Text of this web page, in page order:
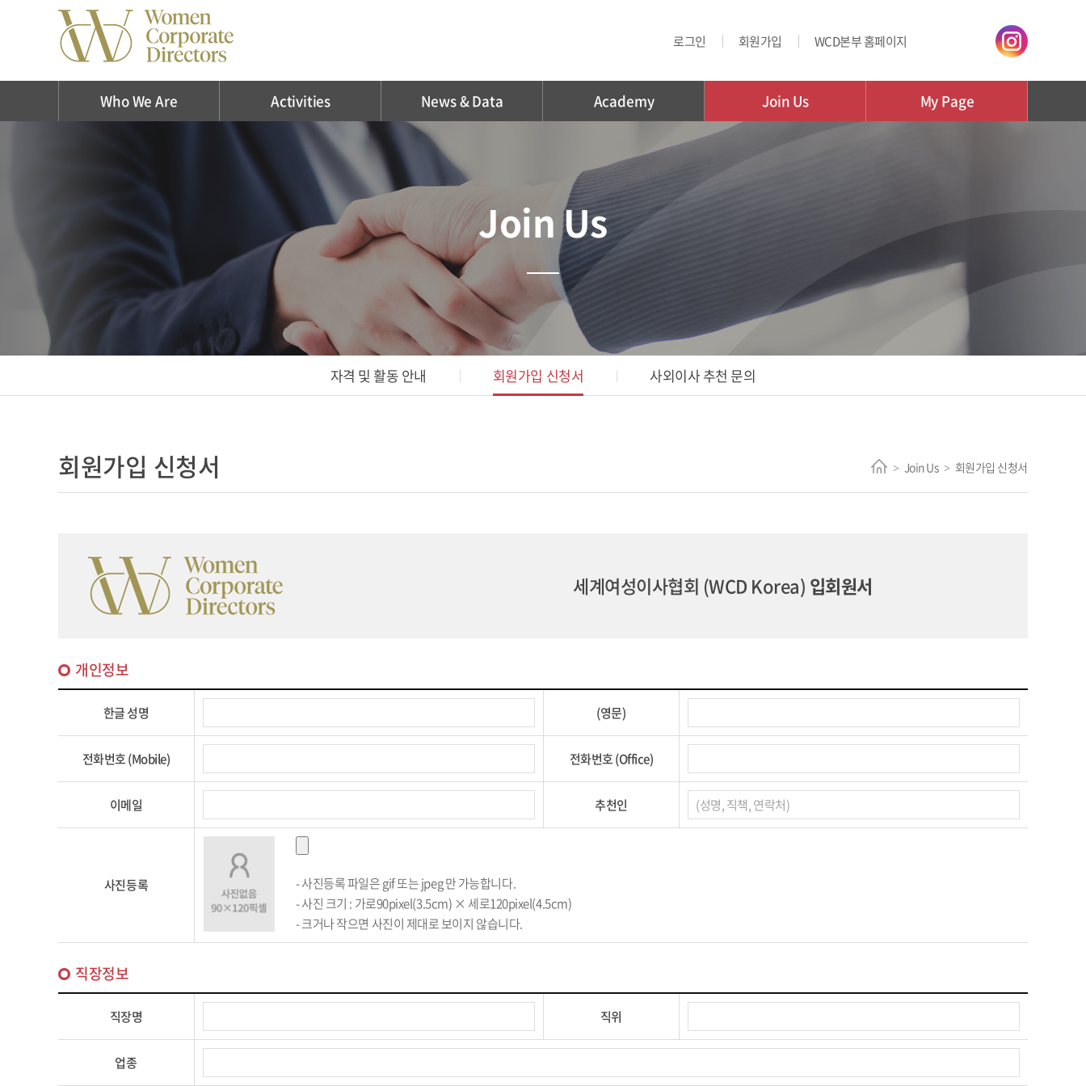
로그인 회원가입 WCD본부 홈페이지
Who We Are Activities News & Data Academy Join Us My Page
Join Us
자격 및 활동 안내 회원가입 신청서 사외이사 추천 문의
회원가입 신청서 > Join Us > 회원가입 신청서
세계여성이사협회 (WCD Korea) 입회원서
개인정보
한글 성명 (영문)
전화번호 (Mobile) 전화번호 (Office)
이메일 추천인
사진등록
- 사진등록 파일은 gif 또는 jpeg 만 가능합니다.
- 사진 크기 : 가로90pixel(3.5cm) × 세로120pixel(4.5cm)
- 크거나 작으면 사진이 제대로 보이지 않습니다.
직장정보
직장명 직위
업종